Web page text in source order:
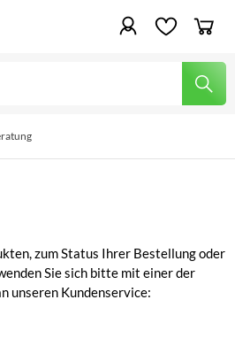
möglich
zum Status Ihrer Bestellung oder
Sie sich bitte mit einer der
unseren Kundenservice: